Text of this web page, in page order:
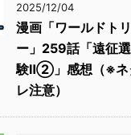
2025/12/04
漫画「ワールドト
ー」259話「遠征
験Ⅱ②」感想（※ネ
レ注意）